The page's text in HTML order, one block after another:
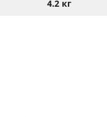
4.2 кг